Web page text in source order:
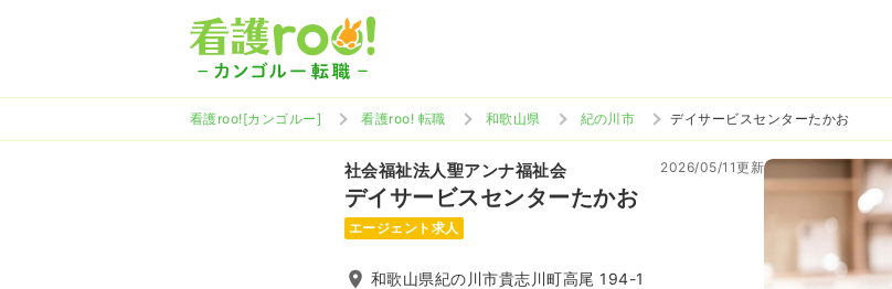
看護roo![カンゴルー] 看護roo! 転職 和歌山県 紀の川市 デイサービスセンターたかお
社会福祉法人聖アンナ福祉会
デイサービスセンターたかお
2026/05/11更新
エージェント求人
和歌山県紀の川市貴志川町高尾 194-1